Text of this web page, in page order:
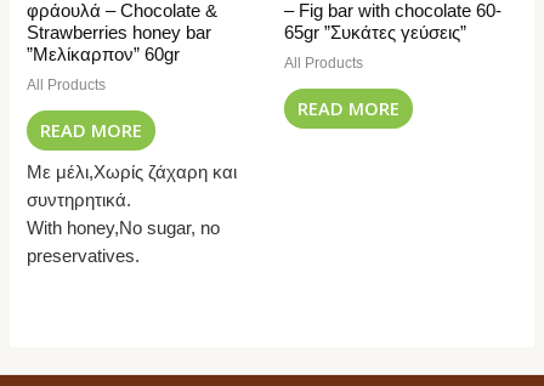
φράουλά – Chocolate &
Strawberries honey bar
”Μελίκαρπον” 60gr
All Products
READ MORE
Με μέλι,Χωρίς ζάχαρη και
συντηρητικά.
With honey,No sugar, no
preservatives.
– Fig bar with chocolate 60-
65gr ”Συκάτες γεύσεις”
All Products
READ MORE